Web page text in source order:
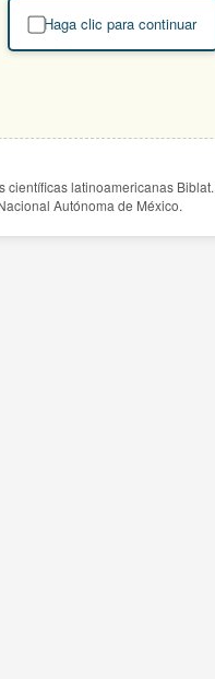
Haga clic para continuar
científicas latinoamericanas
Autónoma de México.